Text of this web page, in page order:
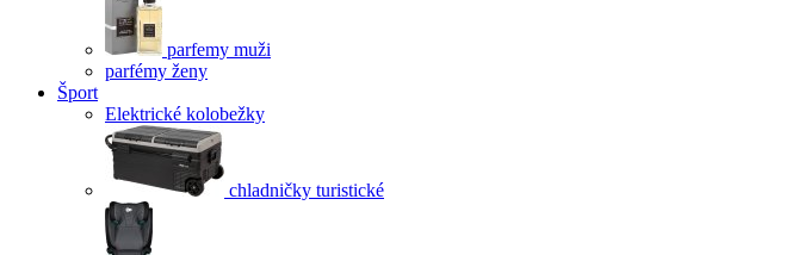
parfemy muži
parfémy ženy
Šport
Elektrické kolobežky
chladničky turistické